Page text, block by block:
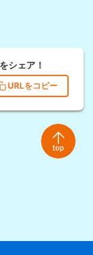
シェア！
URLをコピー